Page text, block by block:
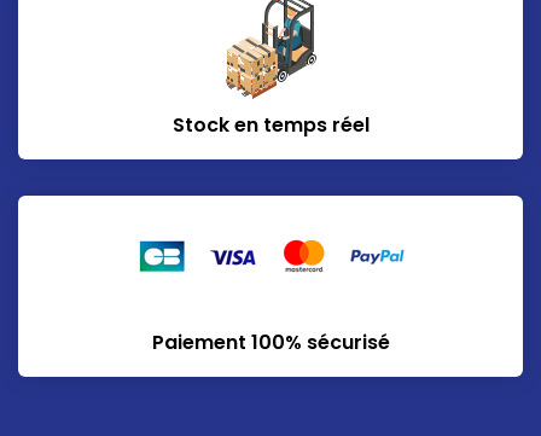
Stock en temps réel
Paiement 100% sécurisé